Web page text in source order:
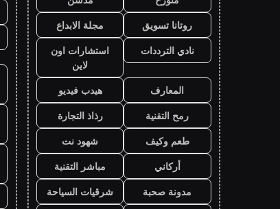
روتانا تسويق
مجلة الابداع
نادي الترددات
استشارات اون
لاين
المعارف
هيدب فيديو
رمح التقنية
رذاذ التجارة
طعم وكيف
شهود نت
أركاني
مباشر التقنية
مدونة صحبة
شرقيات السياحة